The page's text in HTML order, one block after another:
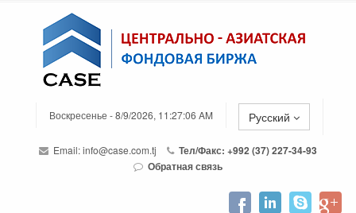
Воскресенье - 8/9/2026, 11:27:06 AM Русский
Email:info@case.com.tj
Тел/Факс: +992 (37) 227-34-93
Обратная связь